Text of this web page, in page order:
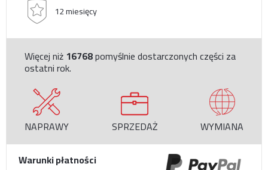
12 miesięcy
Więcej niż 16768pomyślnie dostarczonych części za
ostatni rok.
NAPRAWY SPRZEDAŻ
WYMIANA
Warunki płatności